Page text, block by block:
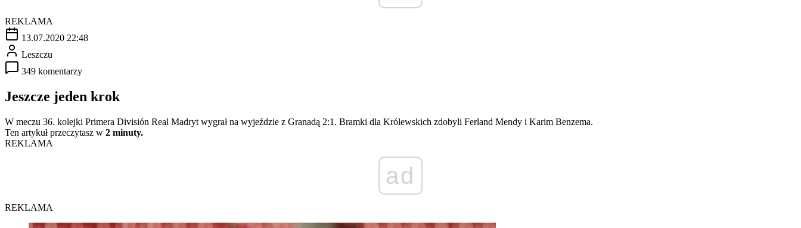
REKLAMA
13.07.2020 22:48
Leszczu
349 komentarzy
Jeszcze jeden krok
W meczu 36. kolejki Primera División Real Madryt wygrał na wyjeździe z Granadą 2:1. Bramki dla Królewskich zdobyli Ferland Mendy i Karim Benzema.
Ten artykuł przeczytasz w 2 minuty.
REKLAMA
ad
REKLAMA